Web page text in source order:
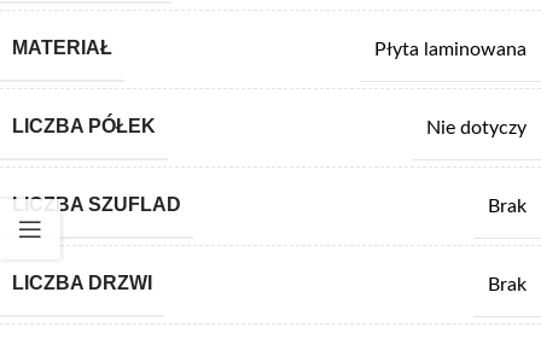
MATERIAŁ Płyta laminowana
LICZBA PÓŁEK Nie dotyczy
LICZBA SZUFLAD Brak
LICZBA DRZWI Brak